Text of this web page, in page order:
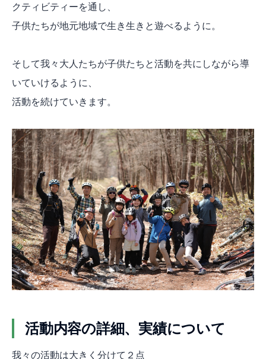
クティビティーを通し、
子供たちが地元地域で生き生きと遊べるように。
そして我々大人たちが子供たちと活動を共にしながら導
いていけるように、
活動を続けていきます。
活動内容の詳細、実績について
我々の活動は大きく分けて２点